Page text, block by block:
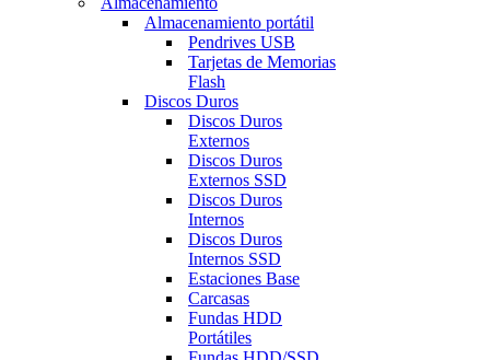
Almacenamiento portátil
Pendrives USB
Tarjetas de Memorias
Flash
Discos Duros
Discos Duros
Externos
Discos Duros
Externos SSD
Discos Duros
Internos
Discos Duros
Internos SSD
Estaciones Base
Carcasas
Fundas HDD
Portátiles